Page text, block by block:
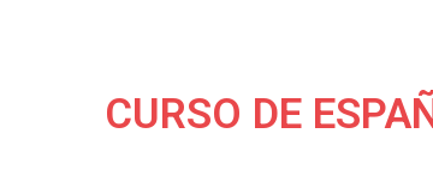
CURSO DE